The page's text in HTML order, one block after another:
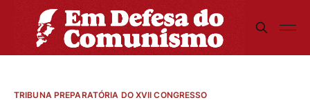
TRIBUNA PREPARATÓRIA DO XVII CONGRESSO